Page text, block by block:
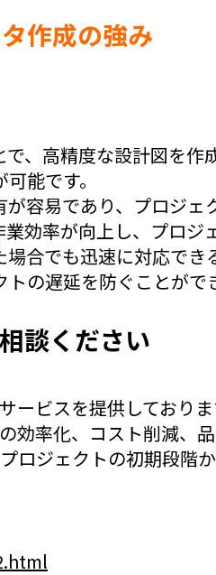
作成の強み
で、高精度な設計図を
能です。
が容易であり、プロジ
効率が向上し、プロジ
場合でも迅速に対応で
の遅延を防ぐことがで
談ください
ービスを提供しており
効率化、コスト削減、
ロジェクトの初期段階